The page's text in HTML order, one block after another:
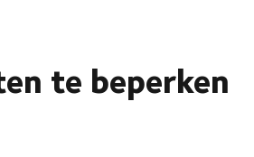
te beperken